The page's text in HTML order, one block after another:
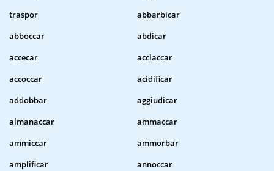
traspor
abbarbicar
abboccar
abdicar
accecar
acciaccar
accoccar
acidificar
addobbar
aggiudicar
almanaccar
ammaccar
ammiccar
ammorbar
amplificar
annoccar